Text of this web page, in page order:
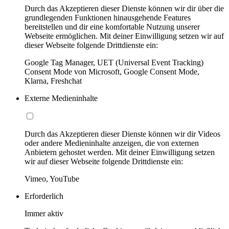
Durch das Akzeptieren dieser Dienste können wir dir über die
grundlegenden Funktionen hinausgehende Features
bereitstellen und dir eine komfortable Nutzung unserer
Webseite ermöglichen. Mit deiner Einwilligung setzen wir auf
dieser Webseite folgende Drittdienste ein:
Google Tag Manager, UET (Universal Event Tracking)
Consent Mode von Microsoft, Google Consent Mode,
Klarna, Freshchat
Externe Medieninhalte
Durch das Akzeptieren dieser Dienste können wir dir Videos
oder andere Medieninhalte anzeigen, die von externen
Anbietern gehostet werden. Mit deiner Einwilligung setzen
wir auf dieser Webseite folgende Drittdienste ein:
Vimeo, YouTube
Erforderlich
Immer aktiv